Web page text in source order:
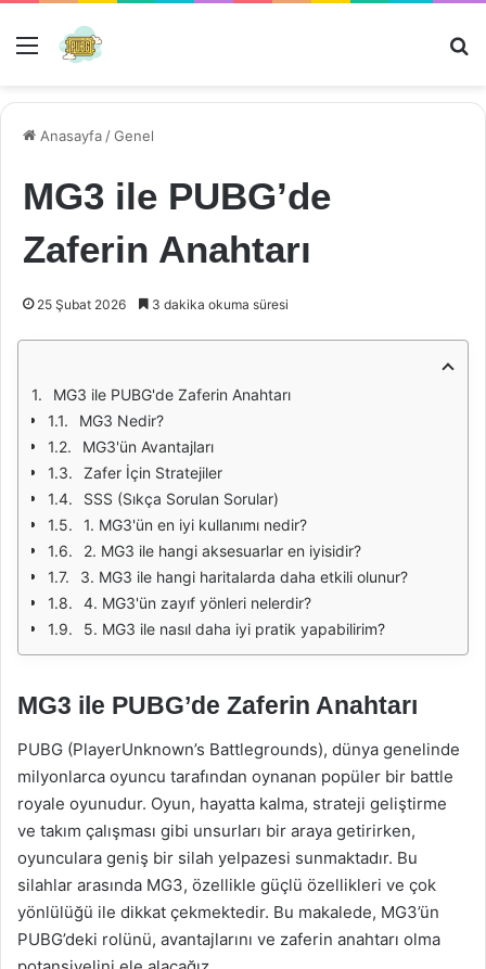
Menü
Anasayfa /Genel
MG3 ile PUBG’de
Zaferin Anahtarı
25 Şubat 2026 3 dakika okuma süresi
MG3 ile PUBG'de Zaferin Anahtarı
MG3 Nedir?
MG3'ün Avantajları
Zafer İçin Stratejiler
SSS (Sıkça Sorulan Sorular)
1. MG3'ün en iyi kullanımı nedir?
2. MG3 ile hangi aksesuarlar en iyisidir?
3. MG3 ile hangi haritalarda daha etkili olunur?
4. MG3'ün zayıf yönleri nelerdir?
5. MG3 ile nasıl daha iyi pratik yapabilirim?
MG3 ile PUBG’de Zaferin Anahtarı
PUBG (PlayerUnknown’s Battlegrounds), dünya genelinde
milyonlarca oyuncu tarafından oynanan popüler bir battle
royale oyunudur. Oyun, hayatta kalma, strateji geliştirme
ve takım çalışması gibi unsurları bir araya getirirken,
oyunculara geniş bir silah yelpazesi sunmaktadır. Bu
silahlar arasında MG3, özellikle güçlü özellikleri ve çok
yönlülüğü ile dikkat çekmektedir. Bu makalede, MG3’ün
PUBG’deki rolünü, avantajlarını ve zaferin anahtarı olma